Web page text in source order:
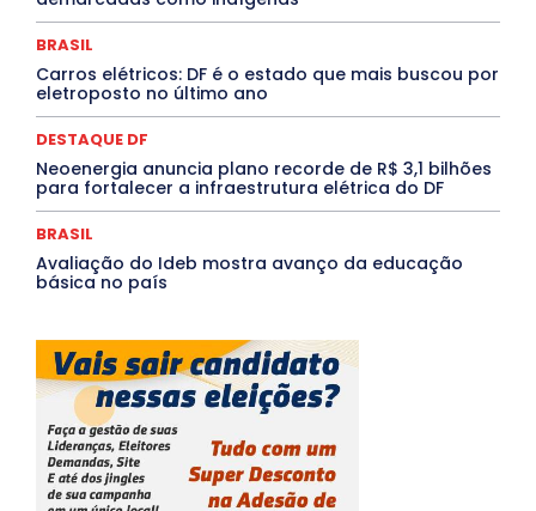
TÁ FROID?
TEATRO TECNOLOGIA
TIC TAC
Mais
BRASIL
Carros elétricos: DF é o estado que mais buscou por
eletroposto no último ano
DESTAQUE DF
Neoenergia anuncia plano recorde de R$ 3,1 bilhões
para fortalecer a infraestrutura elétrica do DF
BRASIL
Avaliação do Ideb mostra avanço da educação
básica no país